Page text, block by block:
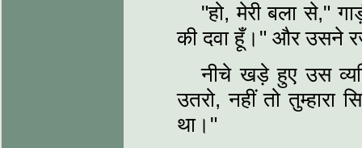
"हो, मेरी बला से,"
की दवा हूँ।" और उसने
नीचे खड़े हुए उस
उतरो, नहीं तो
था।"